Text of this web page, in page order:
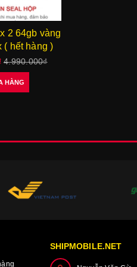
2 64gb vàng
( hết hàng )
4.990.000₫
HÀNG
SHIPMOBILE.NET